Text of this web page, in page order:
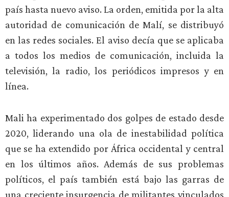
país hasta nuevo aviso. La orden, emitida por la alta
autoridad de comunicación de Malí, se distribuyó
en las redes sociales. El aviso decía que se aplicaba
a todos los medios de comunicación, incluida la
televisión, la radio, los periódicos impresos y en
línea.
Mali ha experimentado dos golpes de estado desde
2020, liderando una ola de inestabilidad política
que se ha extendido por África occidental y central
en los últimos años. Además de sus problemas
políticos, el país también está bajo las garras de
una creciente insurgencia de militantes vinculados